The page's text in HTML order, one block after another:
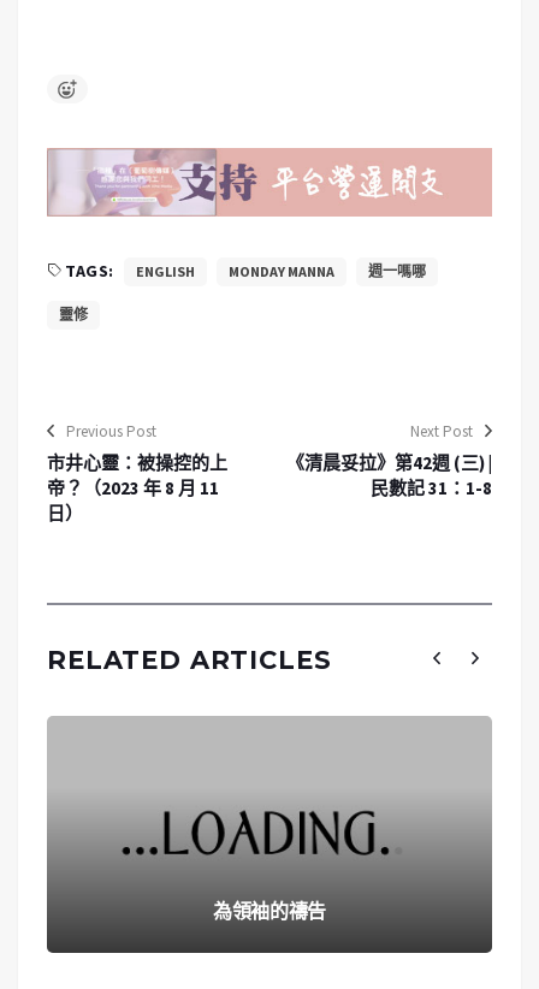
TAGS: ENGLISH MONDAY MANNA 週一嗎哪
靈修
Previous Post
市井心靈：被操控的上
帝？（2023 年 8 月 11
日）
Next Post
《清晨妥拉》第42週 (三) |
民數記 31：1-8
RELATED ARTICLES
為領袖的禱告